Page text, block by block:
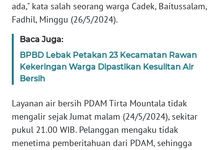
ada," kata salah seorang warga Cadek, Baitussalam,
Fadhil, Minggu (26/5/2024).
Baca Juga:
BPBD Lebak Petakan 23 Kecamatan Rawan
Kekeringan Warga Dipastikan Kesulitan Air
Bersih
Layanan air bersih PDAM Tirta Mountala tidak
mengalir sejak Jumat malam (24/5/2024), sekitar
pukul 21.00 WIB. Pelanggan mengaku tidak
menetima pemberitahuan dari PDAM, sehingga
TENTANG
KAMI
PEDOMAN
MEDIA
SIBER
KARIR
DISCLAIMER